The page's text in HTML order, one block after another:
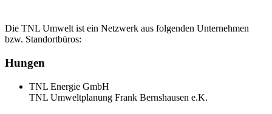
Die TNL Umwelt ist ein Netzwerk aus folgenden Unternehmen
bzw. Standortbüros:
Hungen
TNL Energie GmbH
TNL Umweltplanung Frank Bernshausen e.K.